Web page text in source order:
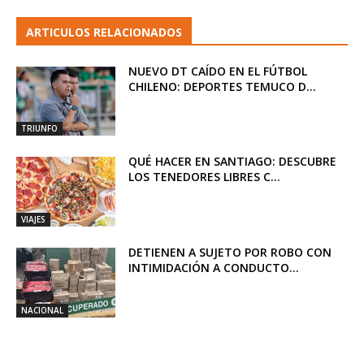
ARTICULOS RELACIONADOS
TRIUNFO
NUEVO DT CAÍDO EN EL FÚTBOL
CHILENO: DEPORTES TEMUCO D...
VIAJES
QUÉ HACER EN SANTIAGO: DESCUBRE
LOS TENEDORES LIBRES C...
NACIONAL
DETIENEN A SUJETO POR ROBO CON
INTIMIDACIÓN A CONDUCTO...